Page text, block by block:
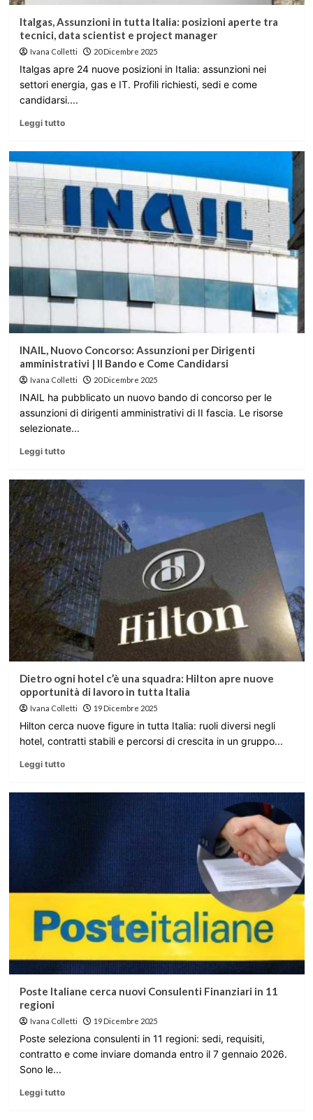
Italgas, Assunzioni in tutta Italia: posizioni aperte tra
tecnici, data scientist e project manager
Ivana Colletti 20 Dicembre 2025
Italgas apre 24 nuove posizioni in Italia: assunzioni nei
settori energia, gas e IT. Profili richiesti, sedi e come
candidarsi....
Leggi tutto
INAIL, Nuovo Concorso: Assunzioni per Dirigenti
amministrativi | Il Bando e Come Candidarsi
Ivana Colletti 20 Dicembre 2025
INAIL ha pubblicato un nuovo bando di concorso per le
assunzioni di dirigenti amministrativi di II fascia. Le risorse
selezionate...
Leggi tutto
Dietro ogni hotel c’è una squadra: Hilton apre nuove
opportunità di lavoro in tutta Italia
Ivana Colletti 19 Dicembre 2025
Hilton cerca nuove figure in tutta Italia: ruoli diversi negli
hotel, contratti stabili e percorsi di crescita in un gruppo...
Leggi tutto
Poste Italiane cerca nuovi Consulenti Finanziari in 11
regioni
Ivana Colletti 19 Dicembre 2025
Poste seleziona consulenti in 11 regioni: sedi, requisiti,
contratto e come inviare domanda entro il 7 gennaio 2026.
Sono le...
Leggi tutto